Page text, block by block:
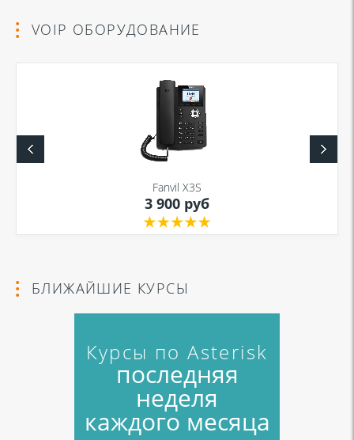
VOIP ОБОРУДОВАНИЕ
Fanvil X3S
3 900 руб
БЛИЖАЙШИЕ КУРСЫ
Курсы по Asterisk
последняя
неделя
каждого месяца